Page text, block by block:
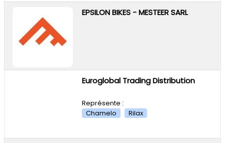
EPSILON BIKES - MESTEER SARL
Euroglobal Trading Distribution
Représente :
Chamelo
Rilax